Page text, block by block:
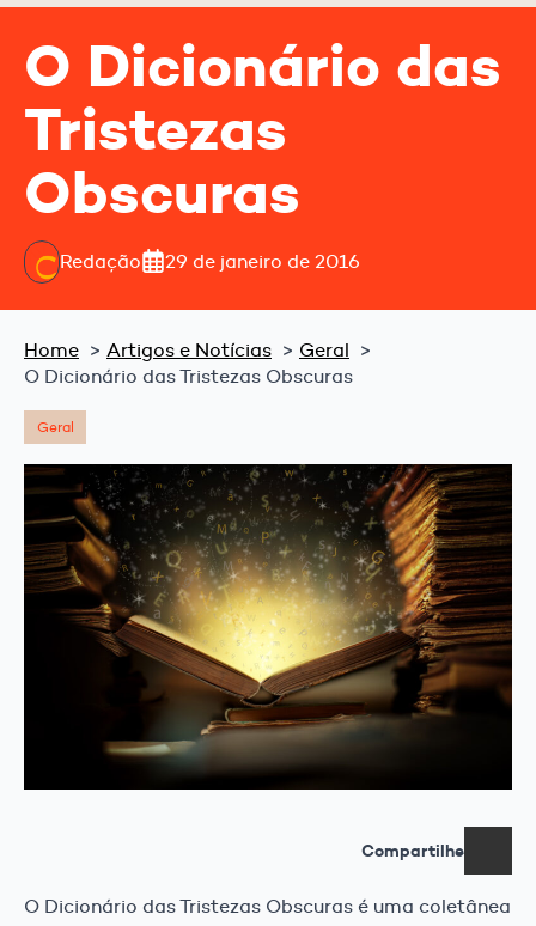
O Dicionário das
Tristezas
Obscuras
Redação 29 de janeiro de 2016
Home Artigos e Notícias
Geral
O Dicionário das Tristezas Obscuras
Geral
Compartilhe
O Dicionário das Tristezas Obscuras é uma coletânea